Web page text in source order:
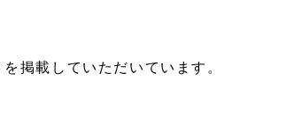
掲載していただいています。